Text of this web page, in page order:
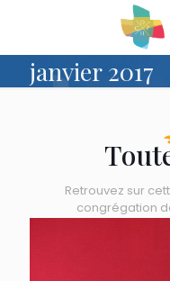
janvier 2017
Retrouvez sur
congrégation